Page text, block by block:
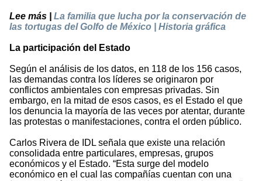
Lee más | La familia que lucha por la conservación de
las tortugas del Golfo de México | Historia gráfica
La participación del Estado
Según el análisis de los datos, en 118 de los 156 casos,
las demandas contra los líderes se originaron por
conflictos ambientales con empresas privadas. Sin
embargo, en la mitad de esos casos, es el Estado el que
los denuncia la mayoría de las veces por atentar, durante
las protestas o manifestaciones, contra el orden público.
Carlos Rivera de IDL señala que existe una relación
consolidada entre particulares, empresas, grupos
económicos y el Estado. “Esta surge del modelo
económico en el cual las compañías cuentan con una